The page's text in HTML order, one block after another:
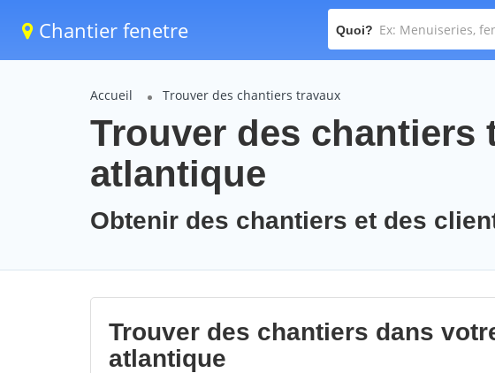
Chantier fenetre Quoi?
Accueil Trouver des chantiers travaux
Trouver des chantiers
atlantique
Obtenir des chantiers et des
Trouver des chantiers dans
atlantique